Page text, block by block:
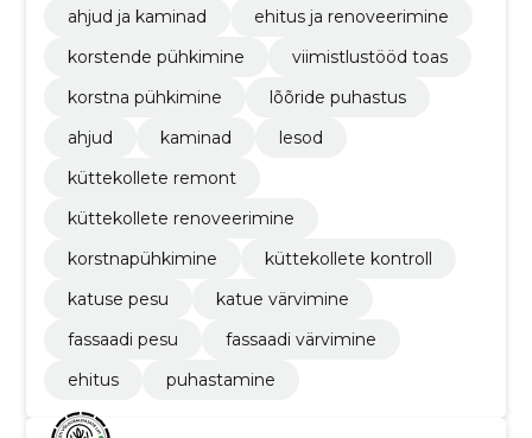
ahjud ja kaminad
ehitus ja renoveerimine
korstende pühkimine
viimistlustööd toas
korstna pühkimine
lõõride puhastus
ahjud
kaminad
lesod
küttekollete remont
küttekollete renoveerimine
korstnapühkimine
küttekollete kontroll
katuse pesu
katue värvimine
fassaadi pesu
fassaadi värvimine
ehitus
puhastamine